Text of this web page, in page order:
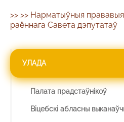
>> >> Нарматыўныя
раённага Савета дэпутатаў
УЛАДА
Палата прадстаўнікоў
Віцебскі абласны